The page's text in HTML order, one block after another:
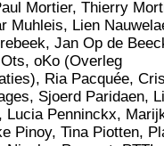
Mortier, Thierry
Muhleis, Lien
Jan Op de
oKo (Overleg
Ria Pacquée,
Sjoerd Paridaen,
Lucia Penninckx,
Pinoy, Tina Piotten,